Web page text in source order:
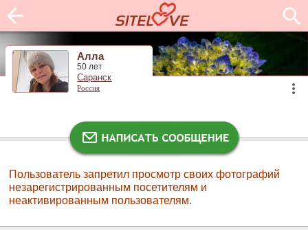
Алла
50 лет
Саранск
Россия
Пользователь запретил просмотр своих фотографий
незарегистрированным посетителям и
неактивированным пользователям.